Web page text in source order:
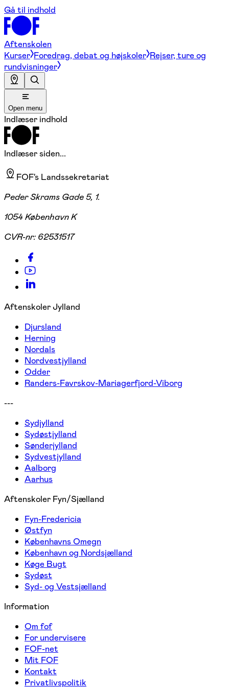
Gå til indhold
Aftenskolen
Kurser Foredrag, debat og højskoler Rejser, ture og
rundvisninger
Open menu
Indlæser indhold
Indlæser siden...
FOF's Landssekretariat
Peder Skrams Gade 5, 1.
1054 København K
CVR-nr: 62531517
Aftenskoler Jylland
Djursland
Herning
Nordals
Nordvestjylland
Odder
Randers-Favrskov-Mariagerfjord-Viborg
---
Sydjylland
Sydøstjylland
Sønderjylland
Sydvestjylland
Aalborg
Aarhus
Aftenskoler Fyn/Sjælland
Fyn-Fredericia
Østfyn
Københavns Omegn
København og Nordsjælland
Køge Bugt
Sydøst
Syd- og Vestsjælland
Information
Om fof
For undervisere
FOF-net
Mit FOF
Kontakt
Privatlivspolitik